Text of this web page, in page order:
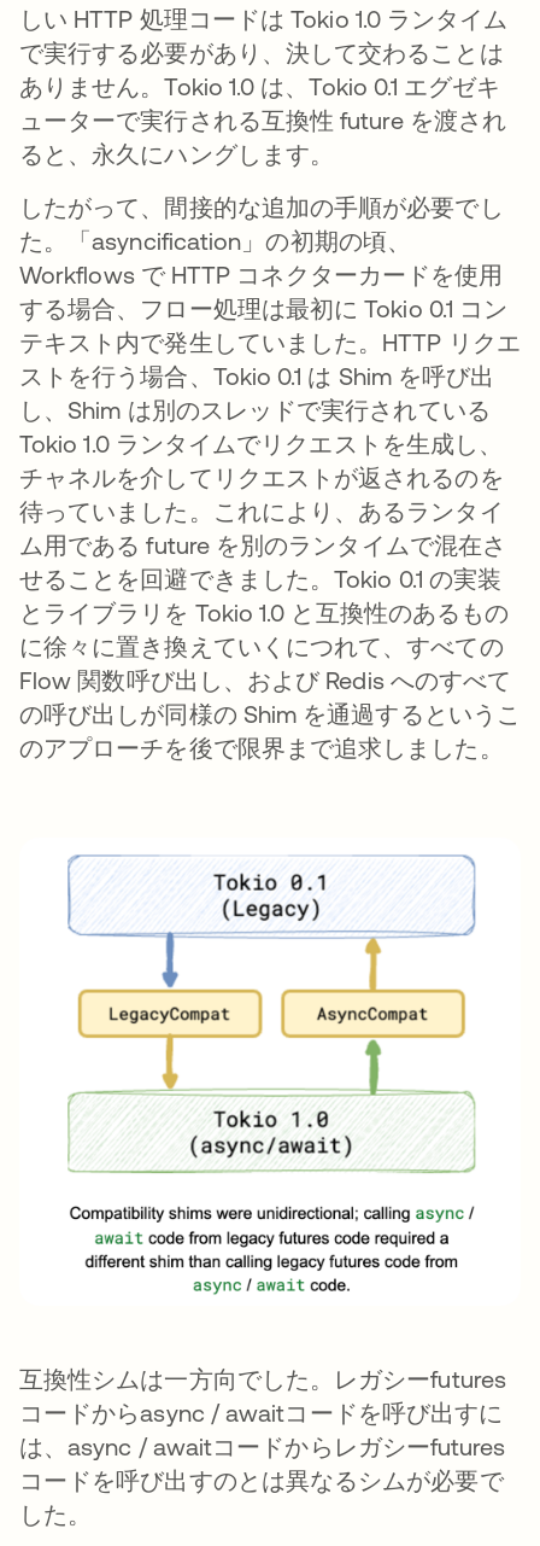
しい HTTP 処理コードは Tokio 1.0 ランタイム
で実行する必要があり、決して交わることは
ありません。Tokio 1.0 は、Tokio 0.1 エグゼキ
ューターで実行される互換性 future を渡され
ると、永久にハングします。
したがって、間接的な追加の手順が必要でし
た。「asyncification」の初期の頃、
Workflows で HTTP コネクターカードを使用
する場合、フロー処理は最初に Tokio 0.1 コン
テキスト内で発生していました。HTTP リクエ
ストを行う場合、Tokio 0.1 は Shim を呼び出
し、Shim は別のスレッドで実行されている
Tokio 1.0 ランタイムでリクエストを生成し、
チャネルを介してリクエストが返されるのを
待っていました。これにより、あるランタイ
ム用である future を別のランタイムで混在さ
せることを回避できました。Tokio 0.1 の実装
とライブラリを Tokio 1.0 と互換性のあるもの
に徐々に置き換えていくにつれて、すべての
Flow 関数呼び出し、および Redis へのすべて
の呼び出しが同様の Shim を通過するというこ
のアプローチを後で限界まで追求しました。
互換性シムは一方向でした。レガシーfutures
コードからasync / awaitコードを呼び出すに
は、async / awaitコードからレガシーfutures
コードを呼び出すのとは異なるシムが必要で
した。